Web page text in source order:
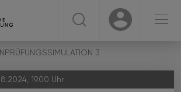
USER USER ☰
3
19.00 Uhr